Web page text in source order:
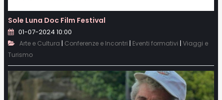
Sole Luna Doc Film Festival
01-07-2024 10:00
Arte e Cultura | Conferenze e Incontri | Eventi formativi | Viaggi e
Turismo